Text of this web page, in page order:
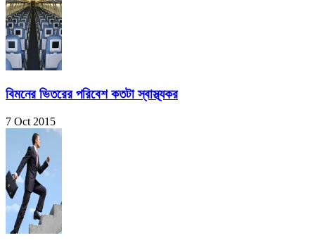
বিমনের ভিতরের পরিবেশ কতটা স্বাস্থ্যকর
7 Oct 2015